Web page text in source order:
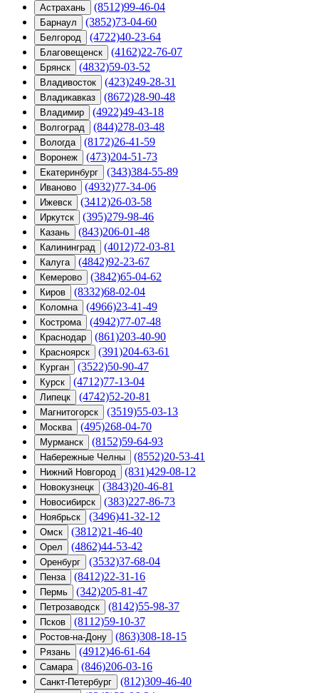
Астрахань (8512)99-46-04
Барнаул (3852)73-04-60
Белгород (4722)40-23-64
Благовещенск (4162)22-76-07
Брянск (4832)59-03-52
Владивосток (423)249-28-31
Владикавказ (8672)28-90-48
Владимир (4922)49-43-18
Волгоград (844)278-03-48
Вологда (8172)26-41-59
Воронеж (473)204-51-73
Екатеринбург (343)384-55-89
Иваново (4932)77-34-06
Ижевск (3412)26-03-58
Иркутск (395)279-98-46
Казань (843)206-01-48
Калининград (4012)72-03-81
Калуга (4842)92-23-67
Кемерово (3842)65-04-62
Киров (8332)68-02-04
Коломна (4966)23-41-49
Кострома (4942)77-07-48
Краснодар (861)203-40-90
Красноярск (391)204-63-61
Курган (3522)50-90-47
Курск (4712)77-13-04
Липецк (4742)52-20-81
Магнитогорск (3519)55-03-13
Москва (495)268-04-70
Мурманск (8152)59-64-93
Набережные Челны (8552)20-53-41
Нижний Новгород (831)429-08-12
Новокузнецк (3843)20-46-81
Новосибирск (383)227-86-73
Ноябрьск (3496)41-32-12
Омск (3812)21-46-40
Орел (4862)44-53-42
Оренбург (3532)37-68-04
Пенза (8412)22-31-16
Пермь (342)205-81-47
Петрозаводск (8142)55-98-37
Псков (8112)59-10-37
Ростов-на-Дону (863)308-18-15
Рязань (4912)46-61-64
Самара (846)206-03-16
Санкт-Петербург (812)309-46-40